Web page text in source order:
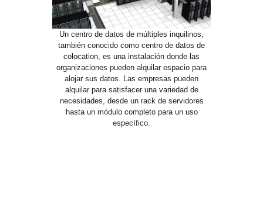
Un centro de datos de múltiples inquilinos,
también conocido como centro de datos de
colocation, es una instalación donde las
organizaciones pueden alquilar espacio para
alojar sus datos. Las empresas pueden
alquilar para satisfacer una variedad de
necesidades, desde un rack de servidores
hasta un módulo completo para un uso
específico.